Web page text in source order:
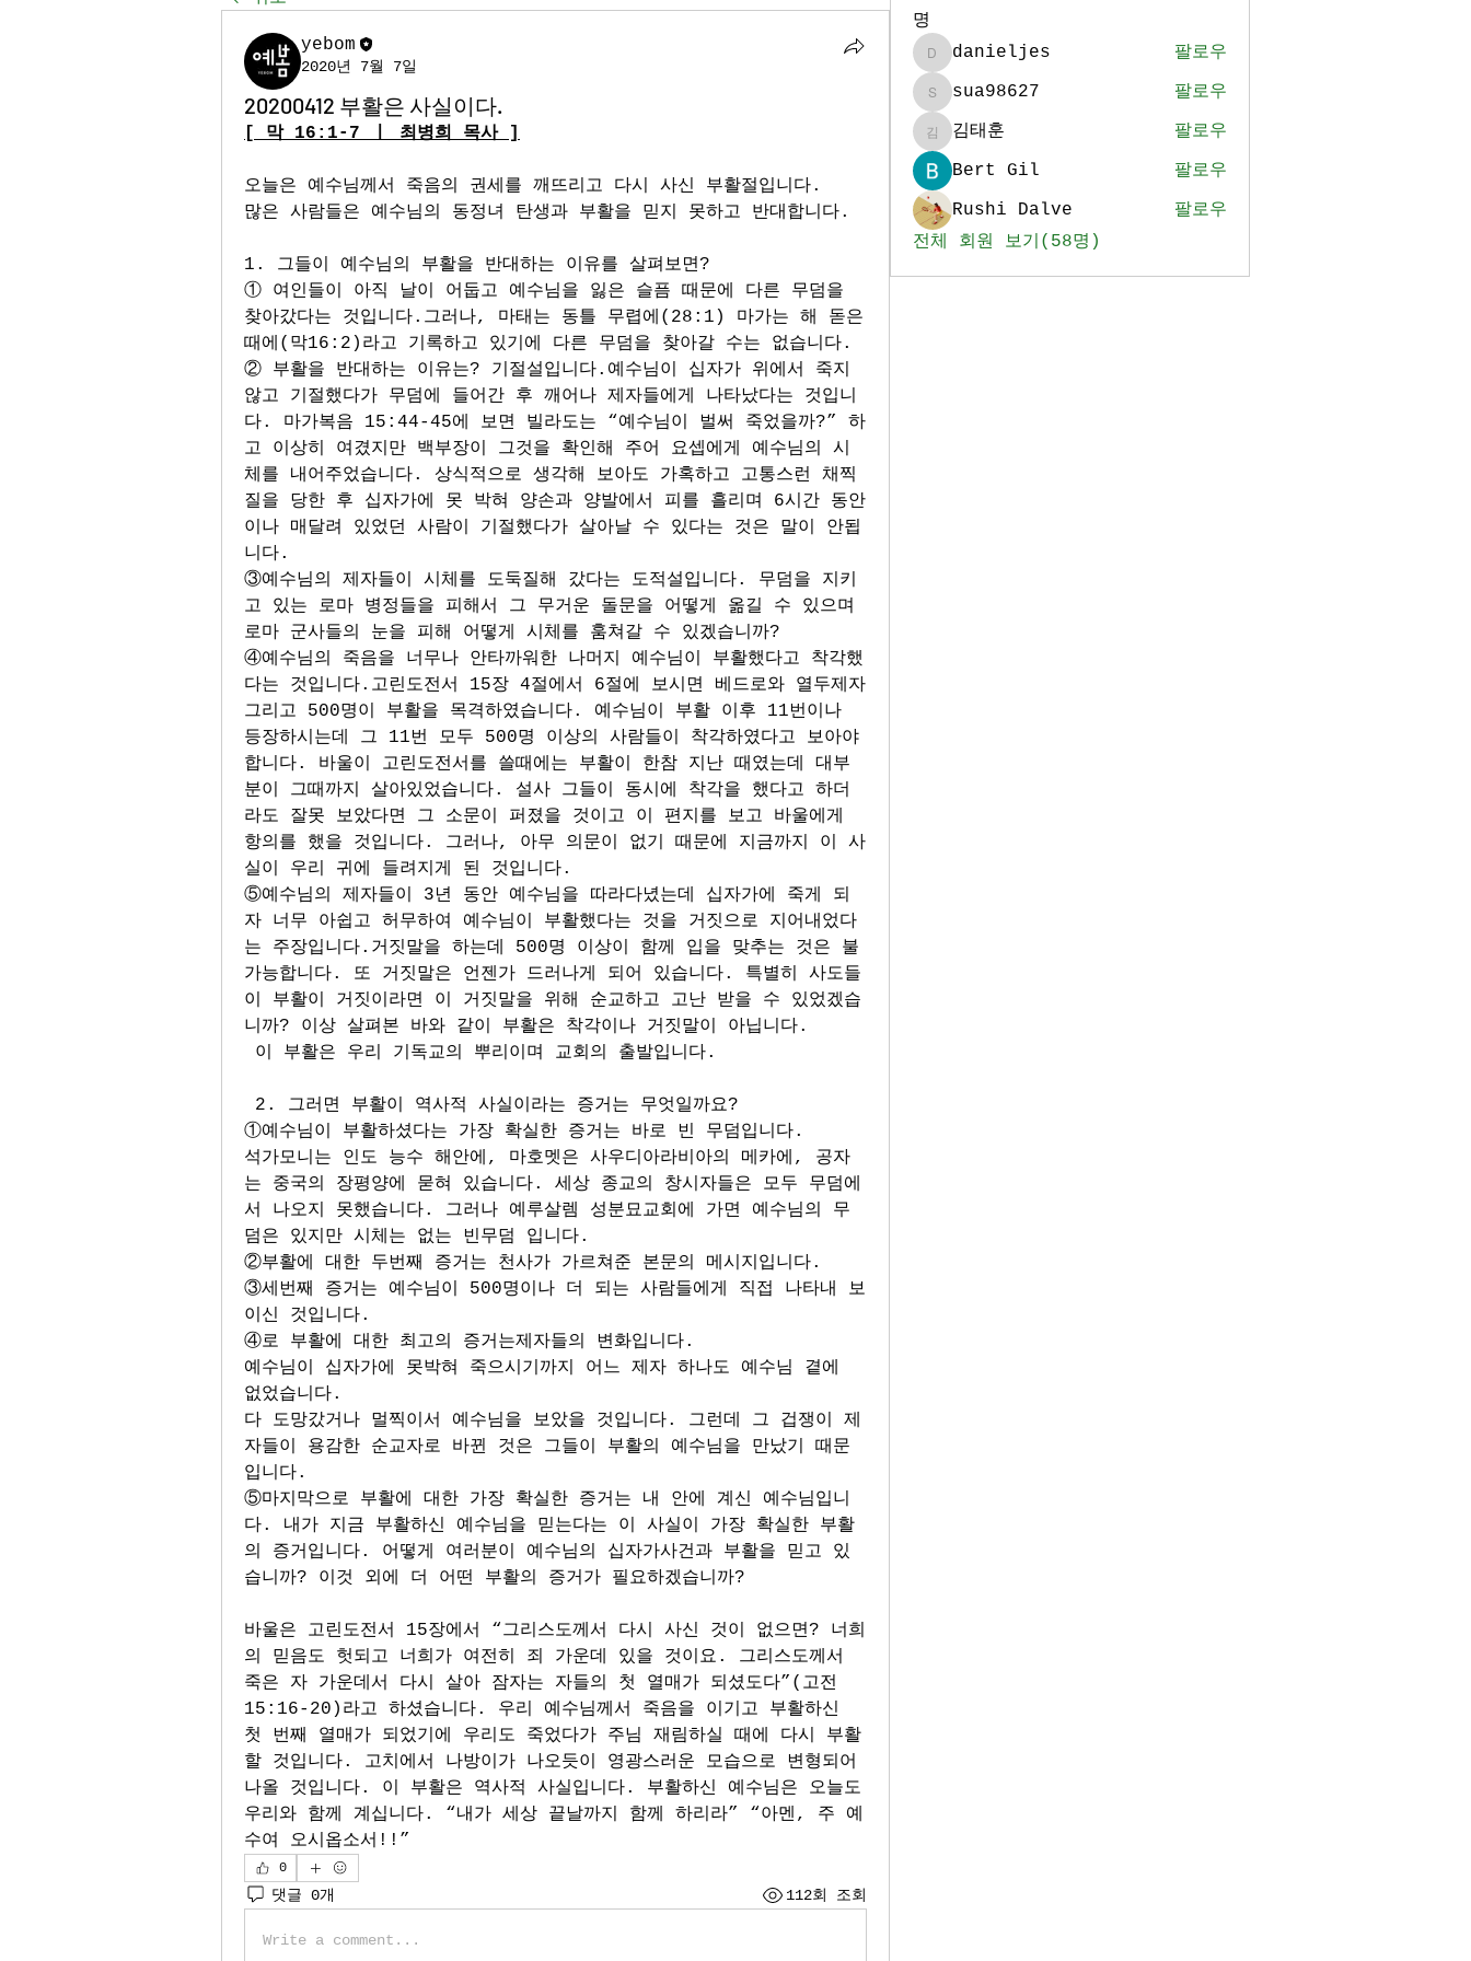
yebom
2020년 7월 7일
20200412 부활은 사실이다.
[ 막 16:1-7 ㅣ 최병희 목사 ]
오늘은 예수님께서 죽음의 권세를 깨뜨리고 다시 사신 부활절입니다.
많은 사람들은 예수님의 동정녀 탄생과 부활을 믿지 못하고 반대합니다.
1. 그들이 예수님의 부활을 반대하는 이유를 살펴보면?
① 여인들이 아직 날이 어둡고 예수님을 잃은 슬픔 때문에 다른 무덤을
찾아갔다는 것입니다.그러나, 마태는 동틀 무렵에(28:1) 마가는 해 돋은
때에(막16:2)라고 기록하고 있기에 다른 무덤을 찾아갈 수는 없습니다.
② 부활을 반대하는 이유는? 기절설입니다.예수님이 십자가 위에서 죽지
않고 기절했다가 무덤에 들어간 후 깨어나 제자들에게 나타났다는 것입니
다. 마가복음 15:44-45에 보면 빌라도는 “예수님이 벌써 죽었을까?” 하
고 이상히 여겼지만 백부장이 그것을 확인해 주어 요셉에게 예수님의 시
체를 내어주었습니다. 상식적으로 생각해 보아도 가혹하고 고통스런 채찍
질을 당한 후 십자가에 못 박혀 양손과 양발에서 피를 흘리며 6시간 동안
이나 매달려 있었던 사람이 기절했다가 살아날 수 있다는 것은 말이 안됩
니다.
③예수님의 제자들이 시체를 도둑질해 갔다는 도적설입니다. 무덤을 지키
고 있는 로마 병정들을 피해서 그 무거운 돌문을 어떻게 옮길 수 있으며
로마 군사들의 눈을 피해 어떻게 시체를 훔쳐갈 수 있겠습니까?
④예수님의 죽음을 너무나 안타까워한 나머지 예수님이 부활했다고 착각했
다는 것입니다.고린도전서 15장 4절에서 6절에 보시면 베드로와 열두제자
그리고 500명이 부활을 목격하였습니다. 예수님이 부활 이후 11번이나
등장하시는데 그 11번 모두 500명 이상의 사람들이 착각하였다고 보아야
합니다. 바울이 고린도전서를 쓸때에는 부활이 한참 지난 때였는데 대부
분이 그때까지 살아있었습니다. 설사 그들이 동시에 착각을 했다고 하더
라도 잘못 보았다면 그 소문이 퍼졌을 것이고 이 편지를 보고 바울에게
항의를 했을 것입니다. 그러나, 아무 의문이 없기 때문에 지금까지 이 사
실이 우리 귀에 들려지게 된 것입니다.
⑤예수님의 제자들이 3년 동안 예수님을 따라다녔는데 십자가에 죽게 되
자 너무 아쉽고 허무하여 예수님이 부활했다는 것을 거짓으로 지어내었다
는 주장입니다.거짓말을 하는데 500명 이상이 함께 입을 맞추는 것은 불
가능합니다. 또 거짓말은 언젠가 드러나게 되어 있습니다. 특별히 사도들
이 부활이 거짓이라면 이 거짓말을 위해 순교하고 고난 받을 수 있었겠습
니까? 이상 살펴본 바와 같이 부활은 착각이나 거짓말이 아닙니다.
이 부활은 우리 기독교의 뿌리이며 교회의 출발입니다.
2. 그러면 부활이 역사적 사실이라는 증거는 무엇일까요?
①예수님이 부활하셨다는 가장 확실한 증거는 바로 빈 무덤입니다.
석가모니는 인도 능수 해안에, 마호멧은 사우디아라비아의 메카에, 공자
는 중국의 장평양에 묻혀 있습니다. 세상 종교의 창시자들은 모두 무덤에
서 나오지 못했습니다. 그러나 예루살렘 성분묘교회에 가면 예수님의 무
덤은 있지만 시체는 없는 빈무덤 입니다.
②부활에 대한 두번째 증거는 천사가 가르쳐준 본문의 메시지입니다.
③세번째 증거는 예수님이 500명이나 더 되는 사람들에게 직접 나타내 보
이신 것입니다.
④로 부활에 대한 최고의 증거는제자들의 변화입니다.
예수님이 십자가에 못박혀 죽으시기까지 어느 제자 하나도 예수님 곁에
없었습니다.
다 도망갔거나 멀찍이서 예수님을 보았을 것입니다. 그런데 그 겁쟁이 제
자들이 용감한 순교자로 바뀐 것은 그들이 부활의 예수님을 만났기 때문
입니다.
⑤마지막으로 부활에 대한 가장 확실한 증거는 내 안에 계신 예수님입니
다. 내가 지금 부활하신 예수님을 믿는다는 이 사실이 가장 확실한 부활
의 증거입니다. 어떻게 여러분이 예수님의 십자가사건과 부활을 믿고 있
습니까? 이것 외에 더 어떤 부활의 증거가 필요하겠습니까?
바울은 고린도전서 15장에서 “그리스도께서 다시 사신 것이 없으면? 너희
의 믿음도 헛되고 너희가 여전히 죄 가운데 있을 것이요. 그리스도께서
죽은 자 가운데서 다시 살아 잠자는 자들의 첫 열매가 되셨도다”(고전
15:16-20)라고 하셨습니다. 우리 예수님께서 죽음을 이기고 부활하신
첫 번째 열매가 되었기에 우리도 죽었다가 주님 재림하실 때에 다시 부활
할 것입니다. 고치에서 나방이가 나오듯이 영광스러운 모습으로 변형되어
나올 것입니다. 이 부활은 역사적 사실입니다. 부활하신 예수님은 오늘도
우리와 함께 계십니다. “내가 세상 끝날까지 함께 하리라” “아멘, 주 예
수여 오시옵소서!!”
0
댓글 0개 112회 조회
Write a comment...
명
danieljes
danieljes 팔로우
sua98627
sua98627 팔로우
김태훈
김태훈
팔로우
Bert Gil
팔로우
Rushi Dalve
팔로우
전체 회원 보기(58명)